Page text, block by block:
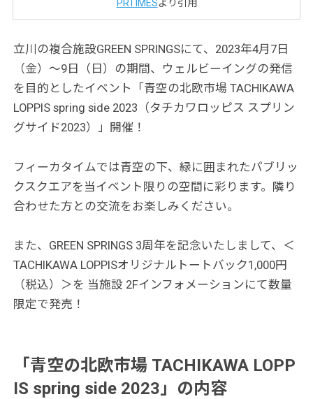
PRTIMESより引用
立川の複合施設GREEN SPRINGSにて、2023年4月7日
（金）〜9日（日）の期間、ウェルビーイングの発信
を目的としたイベント「青空の北欧市場 TACHIKAWA
LOPPIS spring side 2023（タチカワロッピス スプリン
グサイド2023）」開催！
フィーカタイムでは青空の下、緑に囲まれたパブリッ
クスクエアを当イベント限りの空間に彩ります。隣り
合わせた方との交流をお楽しみください。
また、GREEN SPRINGS 3周年を記念いたしまして、＜
TACHIKAWA LOPPISオリジナルトートバック1,000円
（税込）＞を 当施設 2Fインフォメーションにて数量
限定で発売！
「青空の北欧市場 TACHIKAWA LOPP
IS spring side 2023」の内容